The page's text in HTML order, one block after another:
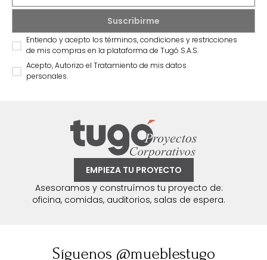
Entiendo y acepto los términos, condiciones y restricciones
de mis compras en la plataforma de Tugó S.A.S.
Acepto, Autorizo el Tratamiento de mis datos
personales.
EMPIEZA TU PROYECTO
Asesoramos y construímos tu proyecto de:
oficina, comidas, auditorios, salas de espera.
Síguenos @mueblestugo